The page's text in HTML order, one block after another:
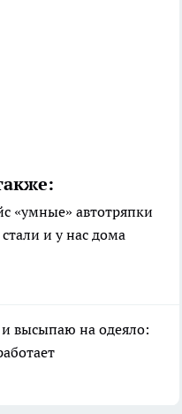
«умные» автотряпки
и у нас дома
высыпаю на одеяло: